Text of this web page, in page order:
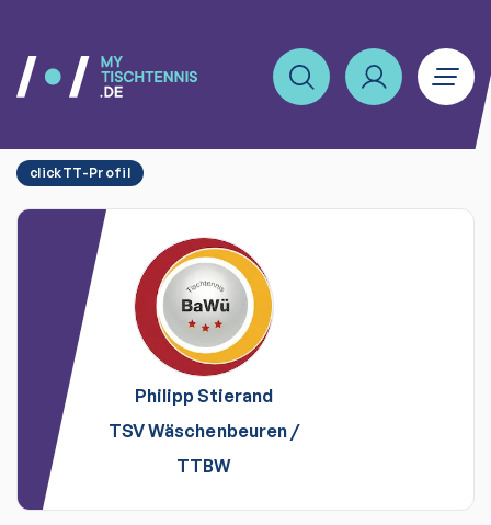
clickTT-Profil
PhilippStierand
TSV Wäschenbeuren/
TTBW